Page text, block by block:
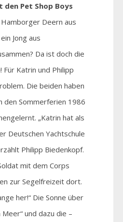
den Pet Shop Boys
Deern aus
Jong aus
Da ist doch die
Für Katrin und Philipp
Die beiden haben
den Sommerferien 1986
„Katrin hat als
Deutschen Yachtschule
Philipp Biedenkopf.
mit dem Corps
zur Segelfreizeit dort.
her!“ Die Sonne über
und dazu die –